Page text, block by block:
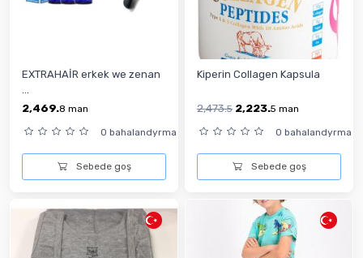
EXTRAHAİR erkek we zenan
2,469.8 man
0 bahalandyrma
Sebede goş
Kiperin Collagen Kapsula
2,473.5 2,223.5 man
0 bahalandyrma
Sebede goş